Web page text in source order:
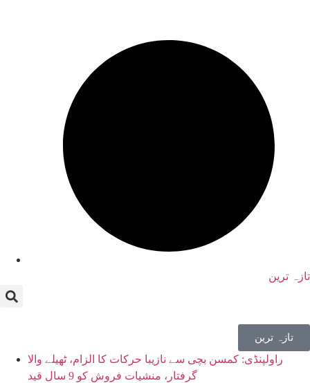
تازہ ترین
تازہ ترین
راولپنڈی: کمسن بچی سے نازیبا حرکات کا الزام، ٹھیلے والا
گرفتار، منشیات فروش کو 9 سال قید